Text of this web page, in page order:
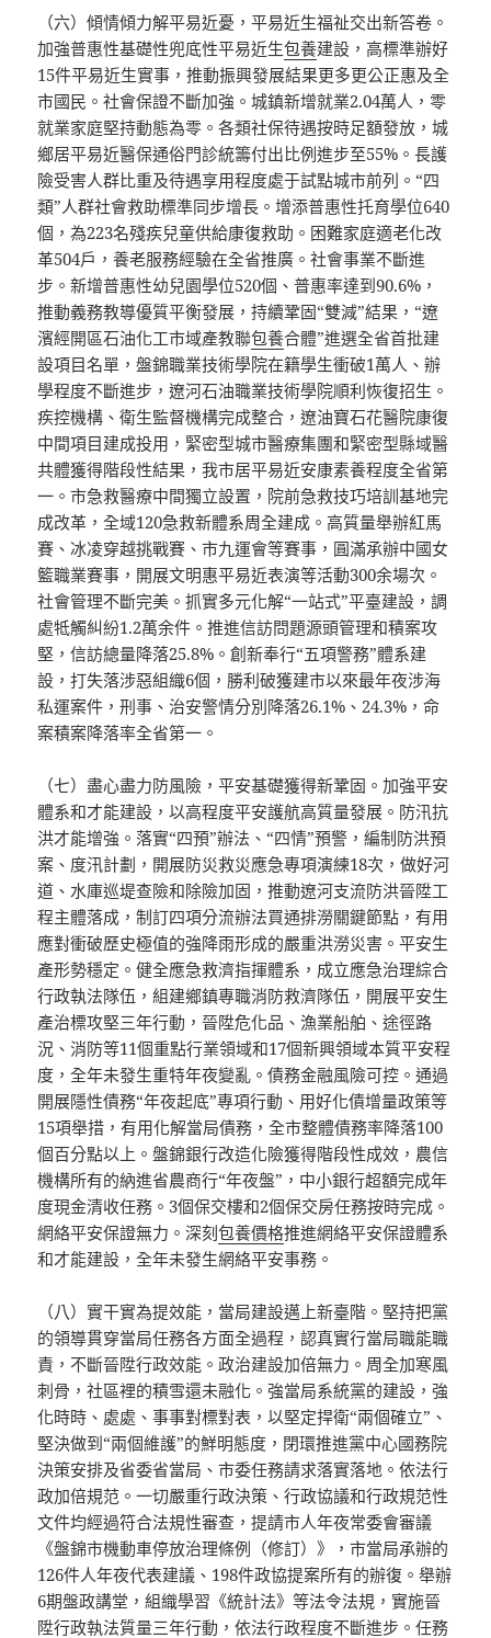
（六）傾情傾力解平易近憂，平易近生福祉交出新答卷。
加強普惠性基礎性兜底性平易近生包養建設，高標準辦好
15件平易近生實事，推動振興發展結果更多更公正惠及全
市國民。社會保證不斷加強。城鎮新增就業2.04萬人，零
就業家庭堅持動態為零。各類社保待遇按時足額發放，城
鄉居平易近醫保通俗門診統籌付出比例進步至55%。長護
險受害人群比重及待遇享用程度處于試點城市前列。“四
類”人群社會救助標準同步增長。增添普惠性托育學位640
個，為223名殘疾兒童供給康復救助。困難家庭適老化改
革504戶，養老服務經驗在全省推廣。社會事業不斷進
步。新增普惠性幼兒園學位520個、普惠率達到90.6%，
推動義務教導優質平衡發展，持續鞏固“雙減”結果，“遼
濱經開區石油化工市域產教聯包養合體”進選全省首批建
設項目名單，盤錦職業技術學院在籍學生衝破1萬人、辦
學程度不斷進步，遼河石油職業技術學院順利恢復招生。
疾控機構、衛生監督機構完成整合，遼油寶石花醫院康復
中間項目建成投用，緊密型城市醫療集團和緊密型縣域醫
共體獲得階段性結果，我市居平易近安康素養程度全省第
一。市急救醫療中間獨立設置，院前急救技巧培訓基地完
成改革，全域120急救新體系周全建成。高質量舉辦紅馬
賽、冰凌穿越挑戰賽、市九運會等賽事，圓滿承辦中國女
籃職業賽事，開展文明惠平易近表演等活動300余場次。
社會管理不斷完美。抓實多元化解“一站式”平臺建設，調
處牴觸糾紛1.2萬余件。推進信訪問題源頭管理和積案攻
堅，信訪總量降落25.8%。創新奉行“五項警務”體系建
設，打失落涉惡組織6個，勝利破獲建市以來最年夜涉海
私運案件，刑事、治安警情分別降落26.1%、24.3%，命
案積案降落率全省第一。
（七）盡心盡力防風險，平安基礎獲得新鞏固。加強平安
體系和才能建設，以高程度平安護航高質量發展。防汛抗
洪才能增強。落實“四預”辦法、“四情”預警，編制防洪預
案、度汛計劃，開展防災救災應急專項演練18次，做好河
道、水庫巡堤查險和除險加固，推動遼河支流防洪晉陞工
程主體落成，制訂四項分流辦法買通排澇關鍵節點，有用
應對衝破歷史極值的強降雨形成的嚴重洪澇災害。平安生
產形勢穩定。健全應急救濟指揮體系，成立應急治理綜合
行政執法隊伍，組建鄉鎮專職消防救濟隊伍，開展平安生
產治標攻堅三年行動，晉陞危化品、漁業船舶、途徑路
況、消防等11個重點行業領域和17個新興領域本質平安程
度，全年未發生重特年夜變亂。債務金融風險可控。通過
開展隱性債務“年夜起底”專項行動、用好化債增量政策等
15項舉措，有用化解當局債務，全市整體債務率降落100
個百分點以上。盤錦銀行改造化險獲得階段性成效，農信
機構所有的納進省農商行“年夜盤”，中小銀行超額完成年
度現金清收任務。3個保交樓和2個保交房任務按時完成。
網絡平安保證無力。深刻包養價格推進網絡平安保證體系
和才能建設，全年未發生網絡平安事務。
（八）實干實為提效能，當局建設邁上新臺階。堅持把黨
的領導貫穿當局任務各方面全過程，認真實行當局職能職
責，不斷晉陞行政效能。政治建設加倍無力。周全加寒風
刺骨，社區裡的積雪還未融化。強當局系統黨的建設，強
化時時、處處、事事對標對表，以堅定捍衛“兩個確立”、
堅決做到“兩個維護”的鮮明態度，閉環推進黨中心國務院
決策安排及省委省當局、市委任務請求落實落地。依法行
政加倍規范。一切嚴重行政決策、行政協議和行政規范性
文件均經過符合法規性審查，提請市人年夜常委會審議
《盤錦市機動車停放治理條例（修訂）》，市當局承辦的
126件人年夜代表建議、198件政協提案所有的辦復。舉辦
6期盤政講堂，組織學習《統計法》等法令法規，實施晉
陞行政執法質量三年行動，依法行政程度不斷進步。任務